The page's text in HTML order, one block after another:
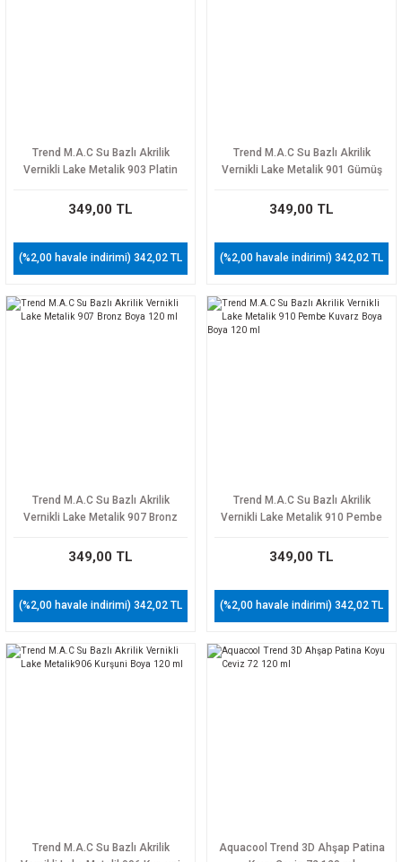
Trend M.A.C Su Bazlı Akrilik
Vernikli Lake Metalik 903 Platin
349,00 TL
(%2,00 havale indirimi) 342,02 TL
Trend M.A.C Su Bazlı Akrilik
Vernikli Lake Metalik 901 Gümüş
349,00 TL
(%2,00 havale indirimi) 342,02 TL
Trend M.A.C Su Bazlı Akrilik
Vernikli Lake Metalik 907 Bronz
349,00 TL
(%2,00 havale indirimi) 342,02 TL
Trend M.A.C Su Bazlı Akrilik
Vernikli Lake Metalik 910 Pembe
349,00 TL
(%2,00 havale indirimi) 342,02 TL
Trend M.A.C Su Bazlı Akrilik
Aquacool Trend 3D Ahşap Patina